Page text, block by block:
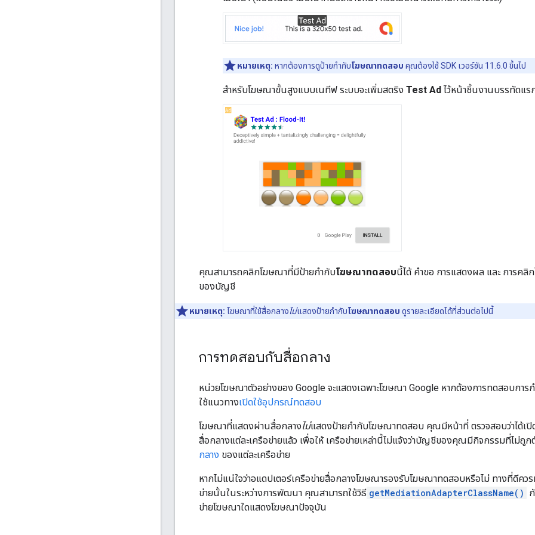
หมายเหตุ: หากต้องการดูป้ายกำกับโฆษณาทดสอบ คุณต้องใช้ SDK เวอร์ชัน 11.6.0 ขึ้นไป
สำหรับโฆษณาขั้นสูงแบบเนทีฟ ระบบจะเพิ่มสตริง Test Ad ไว้หน้าชิ้นงานบรรทัดแร
คุณสามารถคลิกโฆษณาที่มีป้ายกำกับโฆษณาทดสอบนี้ได้ คำขอ การแสดงผล และ การคลิ
ของบัญชี
หมายเหตุ: โฆษณาที่ใช้สื่อกลางไม่แสดงป้ายกำกับโฆษณาทดสอบ ดูรายละเอียดได้ที่ส่วนต่อไปนี้
การทดสอบกับสื่อกลาง
หน่วยโฆษณาตัวอย่างของ Google จะแสดงเฉพาะโฆษณา Google หากต้องการทดสอบกา
ใช้แนวทางเปิดใช้อุปกรณ์ทดสอบ
โฆษณาที่แสดงผ่านสื่อกลางไม่แสดงป้ายกำกับโฆษณาทดสอบ คุณมีหน้าที่ ตรวจสอบว่าได้เปิ
สื่อกลางแต่ละเครือข่ายแล้ว เพื่อให้ เครือข่ายเหล่านี้ไม่แจ้งว่าบัญชีของคุณมีกิจกรรมที่ไม่ถู
กลาง ของแต่ละเครือข่าย
หากไม่แน่ใจว่าอแดปเตอร์เครือข่ายสื่อกลางโฆษณารองรับโฆษณาทดสอบหรือไม่ ทางที่ดีคว
ข่ายนั้นในระหว่างการพัฒนา คุณสามารถใช้วิธี getMediationAdapterClassName()
ข่ายโฆษณาใดแสดงโฆษณาปัจจุบัน